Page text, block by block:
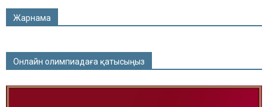
Жарнама
Онлайн олимпиадаға қатысыңыз